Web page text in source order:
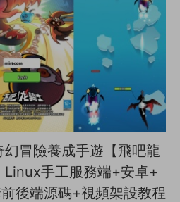
冒險養成手遊【飛吧龍
Linux手工服務端+安卓+
後端源碼+視頻架設教程